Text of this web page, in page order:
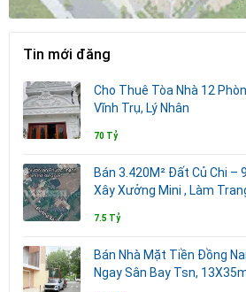
Tin mới đăng
Cho Thuê Tòa Nhà 12
Vĩnh Trụ, Lý Nhân
70 Tỷ
Bán 3.420M² Đất Củ Chi –
Xây Xưởng Mini , Làm
7.5 Tỷ
Bán Nhà Mặt Tiền Đồng
Ngay Sân Bay Tsn,